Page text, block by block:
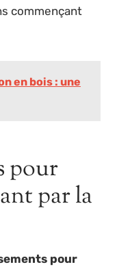
commençant
en bois : une
pour
par la
pour